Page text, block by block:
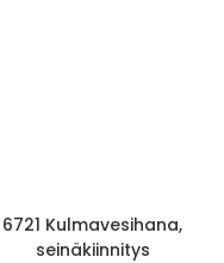
6721 Kulmavesihana,
seinäkiinnitys